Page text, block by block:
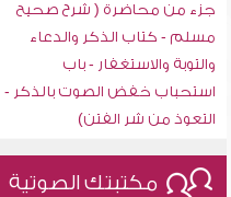
جزء من محاضرة ( شرح صحيح
مسلم - كتاب الذكر والدعاء
والتوبة والاستغفار - باب
استحباب خفض الصوت بالذكر -
التعوذ من شر الفتن)
مكتبتك الصوتية